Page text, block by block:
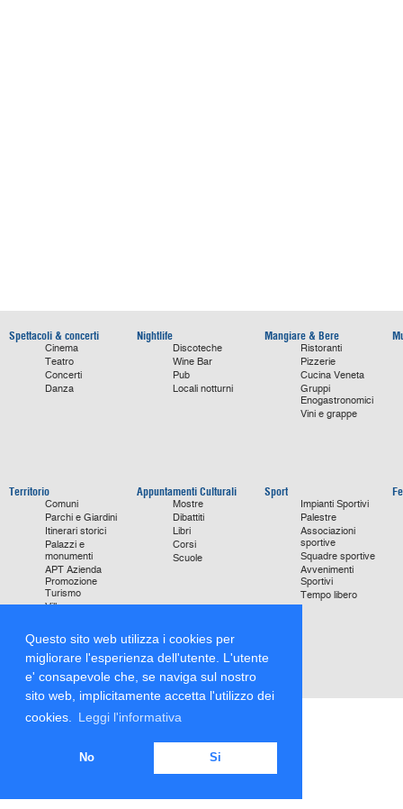
Questo sito web utilizza i cookies per
migliorare l'esperienza dell'utente. L'utente
e' consapevole che, se naviga sul nostro
sito web, implicitamente accetta l'utilizzo dei
cookies.
Leggi l'informativa
No Si
Spettacoli & concerti
Cinema
Teatro
Concerti
Danza
Nightlife
Discoteche
Wine Bar
Pub
Locali notturni
Mangiare & Bere
Ristoranti
Pizzerie
Cucina Veneta
Gruppi
Enogastronomici
Vini e grappe
Territorio
Comuni
Parchi e Giardini
Itinerari storici
Palazzi e
monumenti
APT Azienda
Promozione
Turismo
Ville
monumentali
Storie di Successo
Focus on
Appuntamenti Culturali
Mostre
Dibattiti
Libri
Corsi
Scuole
Sport
Impianti Sportivi
Palestre
Associazioni
sportive
Squadre sportive
Avvenimenti
Sportivi
Tempo libero